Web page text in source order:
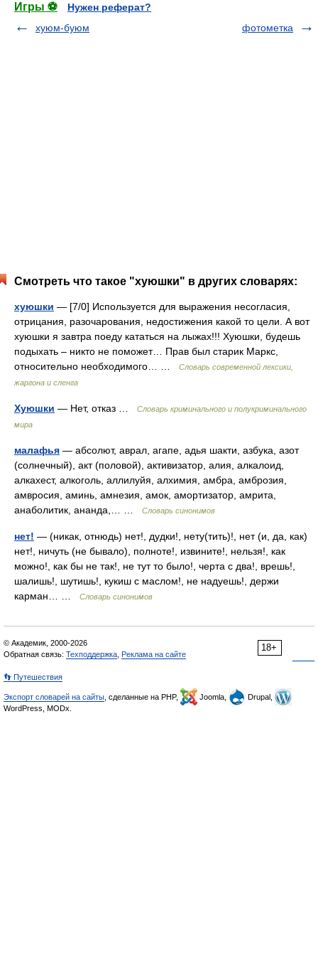
Игры ⚽
Нужен реферат?
хуюм-буюм
фотометка
Смотреть что такое "хуюшки" в других словарях:
хуюшки — [7/0] Используется для выражения несогласия,
отрицания, разочарования, недостижения какой то цели. А вот
хуюшки я завтра поеду кататься на лыжах!!! Хуюшки, будешь
подыхать – никто не поможет… Прав был старик Маркс,
относительно необходимого… …
Cловарь современной лексики,
жаргона и сленга
Хуюшки — Нет, отказ …
Словарь криминального и полукриминального
мира
малафья — абсолют, аврал, агапе, адья шакти, азбука, азот
(солнечный), акт (половой), активизатор, алия, алкалоид,
алкахест, алкоголь, аллилуйя, алхимия, амбра, амброзия,
амвросия, аминь, амнезия, амок, амортизатор, амрита,
анаболитик, ананда,… …
Словарь синонимов
нет! — (никак, отнюдь) нет!, дудки!, нету(тить)!, нет (и, да, как)
нет!, ничуть (не бывало), полноте!, извините!, нельзя!, как
можно!, как бы не так!, не тут то было!, черта с два!, врешь!,
шалишь!, шутишь!, кукиш с маслом!, не надуешь!, держи
карман… …
Словарь синонимов
18+
© Академик, 2000-2026
Обратная связь: Техподдержка Реклама на сайте
👣 Путешествия
Экспорт словарей на сайты , сделанные на PHP, Joomla,
Drupal,
WordPress, MODx.